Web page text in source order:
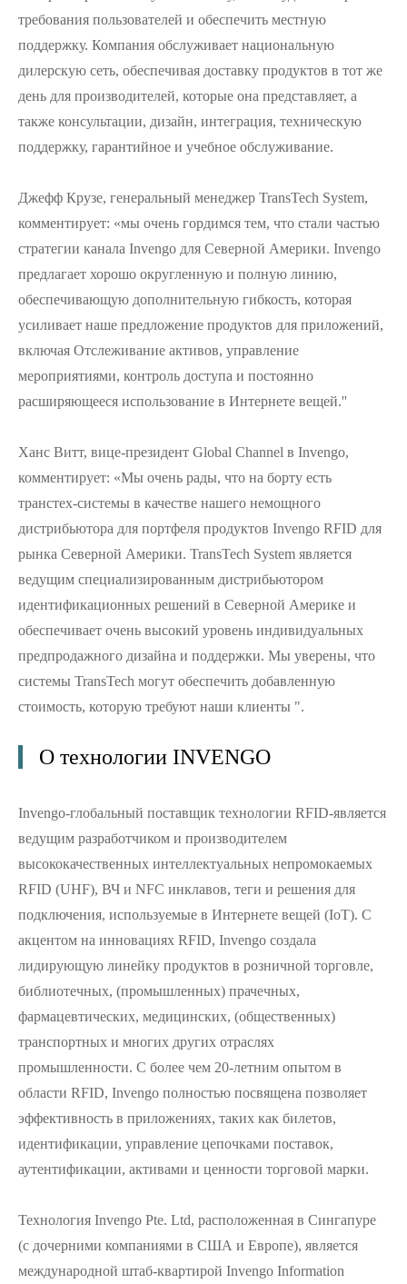
требования пользователей и обеспечить местную
поддержку. Компания обслуживает национальную
дилерскую сеть, обеспечивая доставку продуктов в тот же
день для производителей, которые она представляет, а
также консультации, дизайн, интеграция, техническую
поддержку, гарантийное и учебное обслуживание.
Джефф Крузе, генеральный менеджер TransTech System,
комментирует: «мы очень гордимся тем, что стали частью
стратегии канала Invengo для Северной Америки. Invengo
предлагает хорошо округленную и полную линию,
обеспечивающую дополнительную гибкость, которая
усиливает наше предложение продуктов для приложений,
включая Отслеживание активов, управление
мероприятиями, контроль доступа и постоянно
расширяющееся использование в Интернете вещей.''
Ханс Витт, вице-президент Global Channel в Invengo,
комментирует: «Мы очень рады, что на борту есть
транстех-системы в качестве нашего немощного
дистрибьютора для портфеля продуктов Invengo RFID для
рынка Северной Америки. TransTech System является
ведущим специализированным дистрибьютором
идентификационных решений в Северной Америке и
обеспечивает очень высокий уровень индивидуальных
предпродажного дизайна и поддержки. Мы уверены, что
системы TransTech могут обеспечить добавленную
стоимость, которую требуют наши клиенты ".
О технологии INVENGO
Invengo-глобальный поставщик технологии RFID-является
ведущим разработчиком и производителем
высококачественных интеллектуальных непромокаемых
RFID (UHF), ВЧ и NFC инклавов, теги и решения для
подключения, используемые в Интернете вещей (IoT). С
акцентом на инновациях RFID, Invengo создала
лидирующую линейку продуктов в розничной торговле,
библиотечных, (промышленных) прачечных,
фармацевтических, медицинских, (общественных)
транспортных и многих других отраслях
промышленности. С более чем 20-летним опытом в
области RFID, Invengo полностью посвящена позволяет
эффективность в приложениях, таких как билетов,
идентификации, управление цепочками поставок,
аутентификации, активами и ценности торговой марки.
Технология Invengo Pte. Ltd, расположенная в Сингапуре
(с дочерними компаниями в США и Европе), является
международной штаб-квартирой Invengo Information